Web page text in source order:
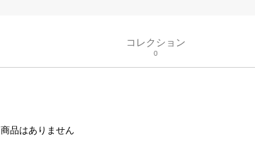
コレクション
0
商品はありません